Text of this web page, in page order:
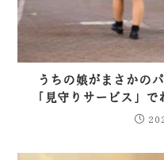
うちの娘がまさかの
「見守りサービス」